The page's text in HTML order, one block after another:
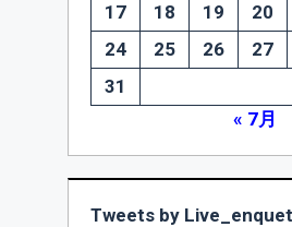
17
18 19 20
24
25 26 27
31
« 7月
Tweets by